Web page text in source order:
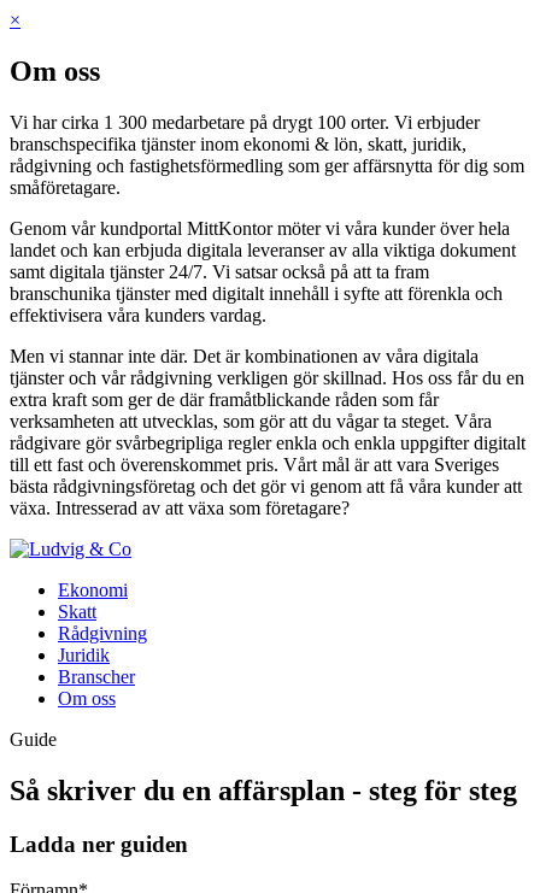
×
Om oss
Vi har cirka 1 300 medarbetare på drygt 100 orter. Vi erbjuder
branschspecifika tjänster inom ekonomi & lön, skatt, juridik,
rådgivning och fastighetsförmedling som ger affärsnytta för dig som
småföretagare.
Genom vår kundportal MittKontor möter vi våra kunder över hela
landet och kan erbjuda digitala leveranser av alla viktiga dokument
samt digitala tjänster 24/7. Vi satsar också på att ta fram
branschunika tjänster med digitalt innehåll i syfte att förenkla och
effektivisera våra kunders vardag.
Men vi stannar inte där. Det är kombinationen av våra digitala
tjänster och vår rådgivning verkligen gör skillnad. Hos oss får du en
extra kraft som ger de där framåtblickande råden som får
verksamheten att utvecklas, som gör att du vågar ta steget. Våra
rådgivare gör svårbegripliga regler enkla och enkla uppgifter digitalt
till ett fast och överenskommet pris. Vårt mål är att vara Sveriges
bästa rådgivningsföretag och det gör vi genom att få våra kunder att
växa. Intresserad av att växa som företagare?
Ekonomi
Skatt
Rådgivning
Juridik
Branscher
Om oss
Guide
Så skriver du en affärsplan - steg för steg
Ladda ner guiden